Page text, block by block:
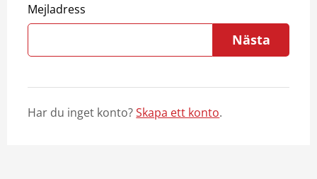
Mejladress
Nästa
Har du inget konto?Skapa ett konto.